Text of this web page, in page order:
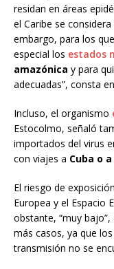
residan en áreas
el Caribe se
embargo, para los
especial los estados
amazónica y para
adecuadas”, consta
Incluso, el organismo
Estocolmo, señaló
importados del virus
con viajes a Cuba o
El riesgo de
Europea y el Espacio
obstante, “muy
más casos, ya que
transmisión no se